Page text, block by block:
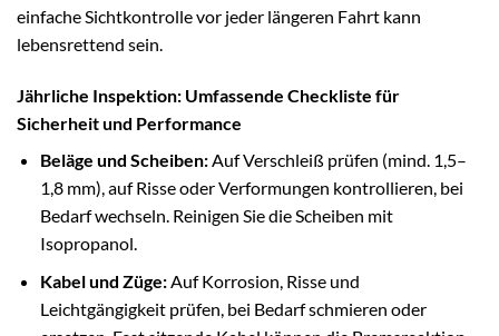
einfache Sichtkontrolle vor jeder längeren Fahrt kann
lebensrettend sein.
Jährliche Inspektion: Umfassende Checkliste für
Sicherheit und Performance
Beläge und Scheiben:Auf Verschleiß prüfen (mind. 1,5–
1,8 mm), auf Risse oder Verformungen kontrollieren, bei
Bedarf wechseln. Reinigen Sie die Scheiben mit
Isopropanol.
Kabel und Züge:Auf Korrosion, Risse und
Leichtgängigkeit prüfen, bei Bedarf schmieren oder